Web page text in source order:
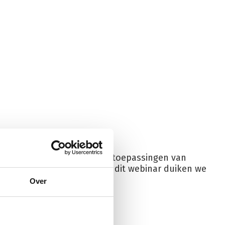
Over
vormen, doseringen en toepassingen van
van jouw klant. In dit webinar duiken we